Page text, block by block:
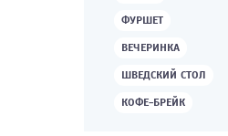
ФУРШЕТ
ВЕЧЕРИНКА
ШВЕДСКИЙ СТОЛ
КОФЕ-БРЕЙК